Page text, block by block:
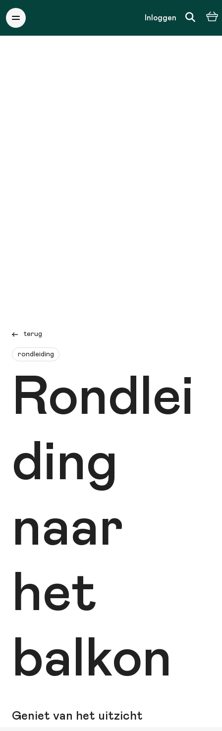
Inloggen
terug
rondleiding
Rondlei
ding
naar
het
balkon
Geniet van het uitzicht